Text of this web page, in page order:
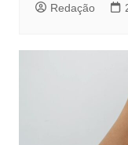
Redação